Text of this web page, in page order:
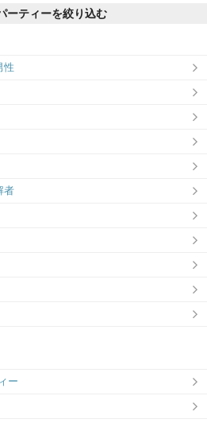
ーティーを絞り込む
性
者
ー